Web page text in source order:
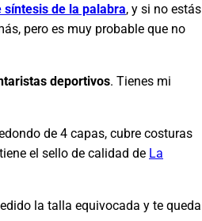
síntesis de la palabra, y si no estás
pero es muy probable que no
deportivos. Tienes mi
de 4 capas, cubre costuras
el sello de calidad de La
la talla equivocada y te queda